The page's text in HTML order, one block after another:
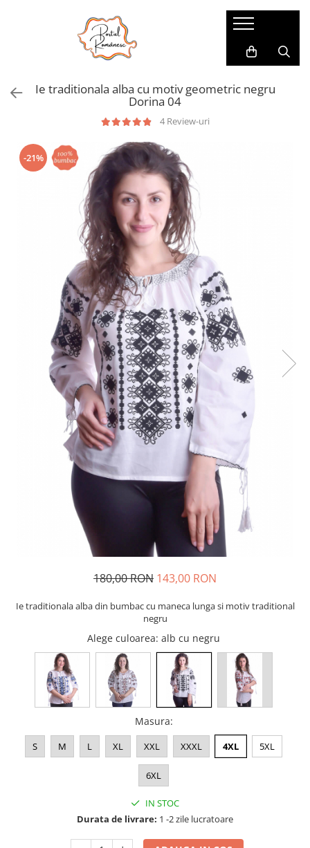
Pijamale Dama Marimi Mari
Pijamale Fetite
Imbracaminte copii
Imbracaminte Baieti
Ie traditionala alba cu motiv geometric negru
Dorina 04
4 Review-uri
-21%
180,00 RON 143,00 RON
Ie traditionala alba din bumbac cu maneca lunga si motiv traditional
negru
Alege culoarea: alb cu negru
Masura:
S M L XL XXL XXXL 4XL 5XL
6XL
IN STOC
Durata de livrare: 1 -2 zile lucratoare